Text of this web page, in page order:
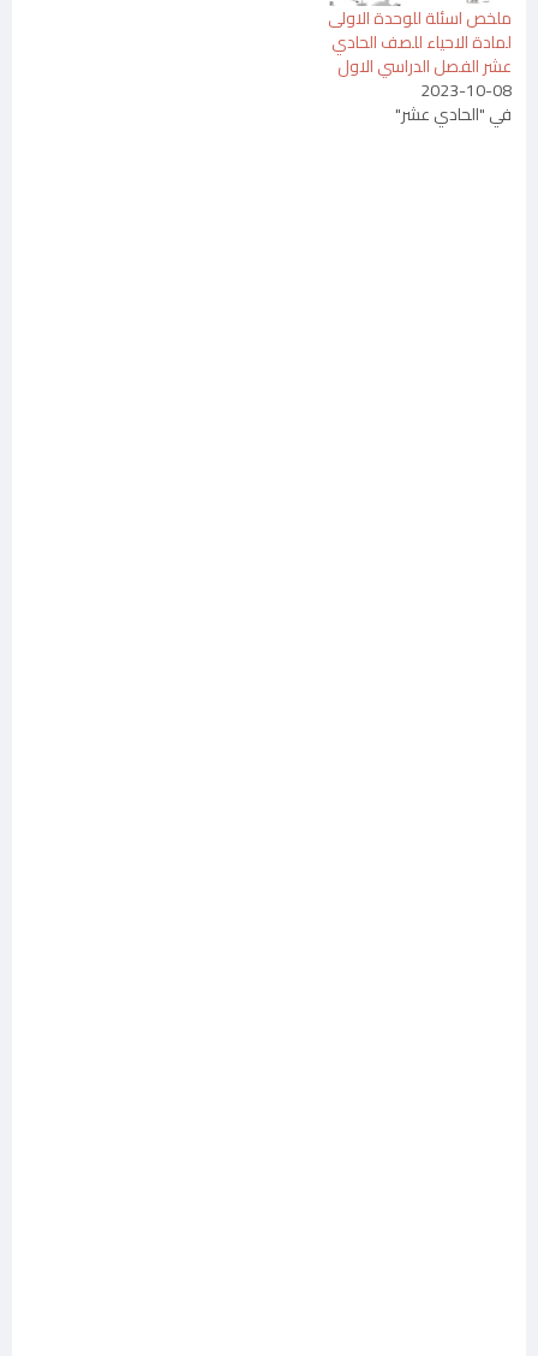
ملخص اسئلة للوحدة الاولى
لمادة الاحياء للصف الحادي
عشر الفصل الدراسي الاول
2023-10-08
في "الحادي عشر"